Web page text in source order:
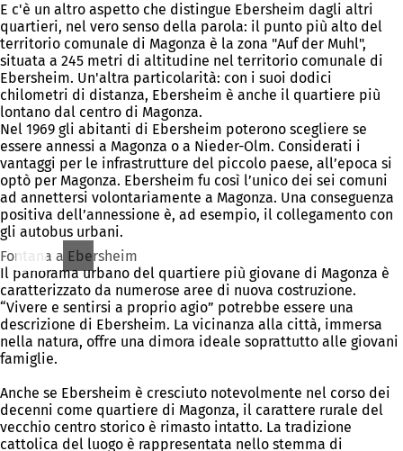
E c'è un altro aspetto che distingue Ebersheim dagli altri
quartieri, nel vero senso della parola: il punto più alto del
territorio comunale di Magonza è la zona "Auf der Muhl",
situata a 245 metri di altitudine nel territorio comunale di
Ebersheim. Un'altra particolarità: con i suoi dodici
chilometri di distanza, Ebersheim è anche il quartiere più
lontano dal centro di Magonza.
Nel 1969 gli abitanti di Ebersheim poterono scegliere se
essere annessi a Magonza o a Nieder-Olm. Considerati i
vantaggi per le infrastrutture del piccolo paese, all’epoca si
optò per Magonza. Ebersheim fu così l’unico dei sei comuni
ad annettersi volontariamente a Magonza. Una conseguenza
positiva dell’annessione è, ad esempio, il collegamento con
gli autobus urbani.
Fontana a Ebersheim
Il panorama urbano del quartiere più giovane di Magonza è
caratterizzato da numerose aree di nuova costruzione.
“Vivere e sentirsi a proprio agio” potrebbe essere una
descrizione di Ebersheim. La vicinanza alla città, immersa
nella natura, offre una dimora ideale soprattutto alle giovani
famiglie.
Anche se Ebersheim è cresciuto notevolmente nel corso dei
decenni come quartiere di Magonza, il carattere rurale del
vecchio centro storico è rimasto intatto. La tradizione
cattolica del luogo è rappresentata nello stemma di